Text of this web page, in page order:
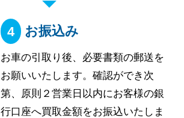
お振込み
お車の引取り後、必要書類の郵送を
お願いいたします。確認ができ次
第、原則２営業日以内にお客様の銀
行口座へ買取金額をお振込いたしま